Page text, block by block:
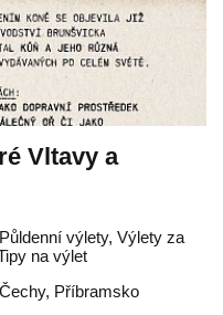
Vltavy a
výlety, Výlety za
na výlet
, Příbramsko